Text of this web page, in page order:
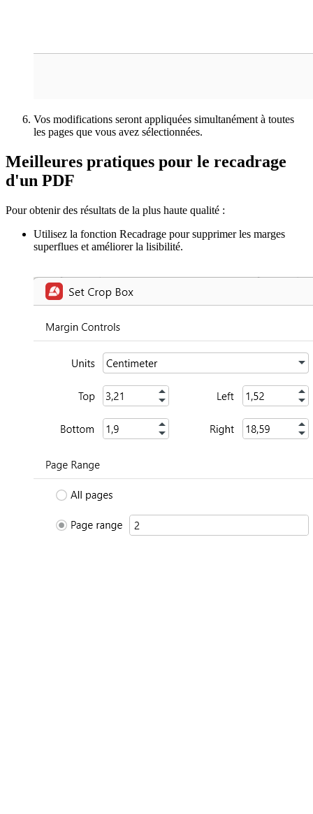
Vos modifications seront appliquées simultanément à toutes
les pages que vous avez sélectionnées.
Meilleures pratiques pour le recadrage
d'un PDF
Pour obtenir des résultats de la plus haute qualité :
Utilisez la fonction Recadrage pour supprimer les marges
superflues et améliorer la lisibilité.